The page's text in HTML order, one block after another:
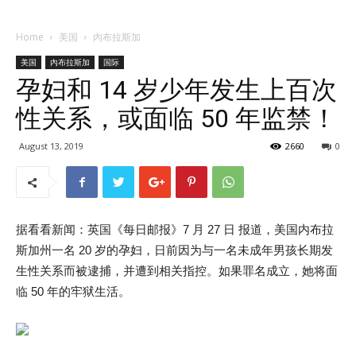
Home 美国 內布拉斯加
美国 內布拉斯加 国际
孕妇和 14 岁少年发生上百次
性关系，或面临 50 年监禁！
August 13, 2019 0
2660
据看看新闻：英国《每日邮报》7 月 27 日 报道，美国内布拉
斯加州一名 20 岁的孕妇，日前因为与一名未成年男孩长期发
生性关系而被逮捕，并遭到相关指控。如果罪名成立，她将面
临 50 年的牢狱生活。